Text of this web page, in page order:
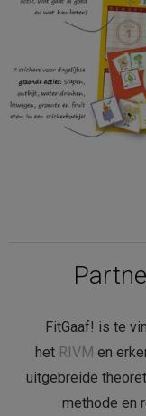
dan worden de
wettelijk
FitGaaf! is te
het RIVM en
uitgebreide
methode en